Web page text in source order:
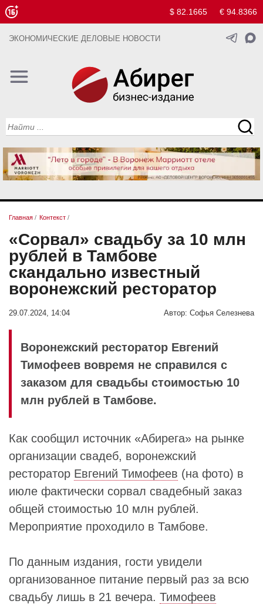
$ 82.1665 € 94.8366
ЭКОНОМИЧЕСКИЕ ДЕЛОВЫЕ НОВОСТИ
Главная / Контекст /
«Сорвал» свадьбу за 10 млн
рублей в Тамбове
скандально известный
воронежский ресторатор
29.07.2024, 14:04 Автор: Софья Селезнева
Воронежский ресторатор Евгений
Тимофеев вовремя не справился с
заказом для свадьбы стоимостью 10
млн рублей в Тамбове.
Как сообщил источник «Абирега» на рынке
организации свадеб, воронежский
ресторатор Евгений Тимофеев (на фото) в
июле фактически сорвал свадебный заказ
общей стоимостью 10 млн рублей.
Мероприятие проходило в Тамбове.
По данным издания, гости увидели
организованное питание первый раз за всю
свадьбу лишь в 21 вечера. Тимофеев